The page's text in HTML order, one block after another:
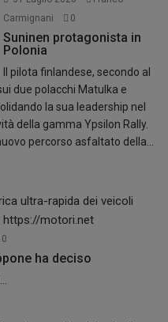
Carmignani
0
Suninen protagonista in
Polonia
Il pilota finlandese, secondo al
due polacchi Matulka e
la sua leadership nel
della gamma Ypsilon Rally.
percorso asfaltato della...
0
ha deciso